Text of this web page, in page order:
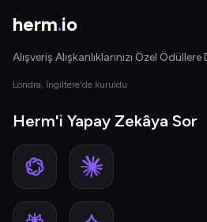
herm.io
Alışveriş Alışkanlıklarınızı Özel
Londra, İngiltere'de kuruldu
Herm'i Yapay Zekâya Sor